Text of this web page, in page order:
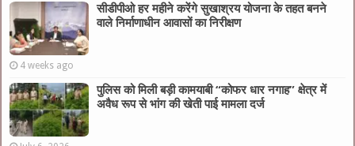
सीडीपीओ हर महीने करेंगे सुखाश्रय योजना के तहत बनने
वाले निर्माणाधीन आवासों का निरीक्षण
4 weeks ago
पुलिस को मिली बड़ी कामयाबी “कोफर धार नगाह” क्षेत्र में
अवैध रूप से भांग की खेती पाई मामला दर्ज